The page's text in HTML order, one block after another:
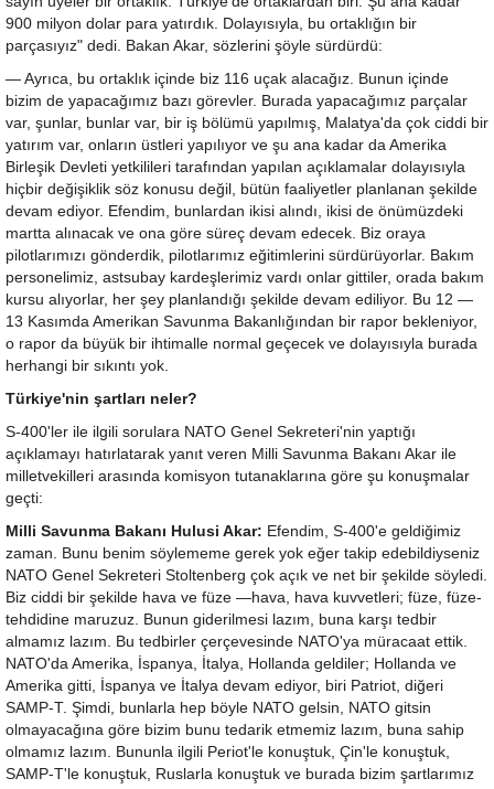
900 milyon dolar para yatırdık. Dolayısıyla, bu ortaklığın bir
parçasıyız" dedi. Bakan Akar, sözlerini şöyle sürdürdü:
— Ayrıca, bu ortaklık içinde biz 116 uçak alacağız. Bunun içinde
bizim de yapacağımız bazı görevler. Burada yapacağımız parçalar
var, şunlar, bunlar var, bir iş bölümü yapılmış, Malatya'da çok ciddi bir
yatırım var, onların üstleri yapılıyor ve şu ana kadar da Amerika
Birleşik Devleti yetkilileri tarafından yapılan açıklamalar dolayısıyla
hiçbir değişiklik söz konusu değil, bütün faaliyetler planlanan şekilde
devam ediyor. Efendim, bunlardan ikisi alındı, ikisi de önümüzdeki
martta alınacak ve ona göre süreç devam edecek. Biz oraya
pilotlarımızı gönderdik, pilotlarımız eğitimlerini sürdürüyorlar. Bakım
personelimiz, astsubay kardeşlerimiz vardı onlar gittiler, orada bakım
kursu alıyorlar, her şey planlandığı şekilde devam ediliyor. Bu 12 —
13 Kasımda Amerikan Savunma Bakanlığından bir rapor bekleniyor,
o rapor da büyük bir ihtimalle normal geçecek ve dolayısıyla burada
herhangi bir sıkıntı yok.
Türkiye'nin şartları neler?
S-400'ler ile ilgili sorulara NATO Genel Sekreteri'nin yaptığı
açıklamayı hatırlatarak yanıt veren Milli Savunma Bakanı Akar ile
milletvekilleri arasında komisyon tutanaklarına göre şu konuşmalar
geçti:
Milli Savunma Bakanı Hulusi Akar: Efendim, S-400'e geldiğimiz
zaman. Bunu benim söylememe gerek yok eğer takip edebildiyseniz
NATO Genel Sekreteri Stoltenberg çok açık ve net bir şekilde söyledi.
Biz ciddi bir şekilde hava ve füze —hava, hava kuvvetleri; füze, füze-
tehdidine maruzuz. Bunun giderilmesi lazım, buna karşı tedbir
almamız lazım. Bu tedbirler çerçevesinde NATO'ya müracaat ettik.
NATO'da Amerika, İspanya, İtalya, Hollanda geldiler; Hollanda ve
Amerika gitti, İspanya ve İtalya devam ediyor, biri Patriot, diğeri
SAMP-T. Şimdi, bunlarla hep böyle NATO gelsin, NATO gitsin
olmayacağına göre bizim bunu tedarik etmemiz lazım, buna sahip
olmamız lazım. Bununla ilgili Periot'le konuştuk, Çin'le konuştuk,
SAMP-T'le konuştuk, Ruslarla konuştuk ve burada bizim şartlarımız